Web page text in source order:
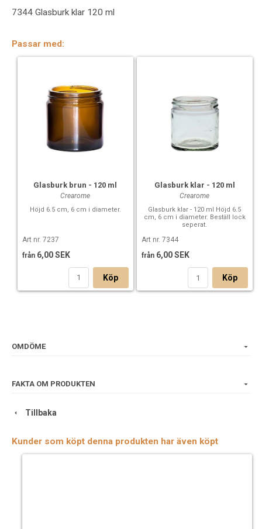
7344 Glasburk klar 120 ml
Passar med:
Glasburk brun - 120 ml
Crearome
Höjd 6.5 cm, 6 cm i diameter.
Art nr. 7237
från 6,00 SEK
Köp
Glasburk klar - 120 ml
Crearome
Glasburk klar - 120 ml Höjd 6.5
cm, 6 cm i diameter. Beställ lock
seperat.
Art nr. 7344
från 6,00 SEK
Köp
OMDÖME
FAKTA OM PRODUKTEN
Tillbaka
Kunder som köpt denna produkten har även köpt